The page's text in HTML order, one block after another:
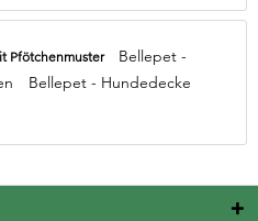
Pfötchenmuster
Bellepet -
Bellepet - Hundedecke